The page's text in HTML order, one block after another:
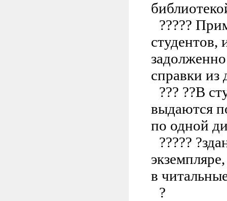
?????
справки из
??? ??В
выдаются
по одной
?????
в
?